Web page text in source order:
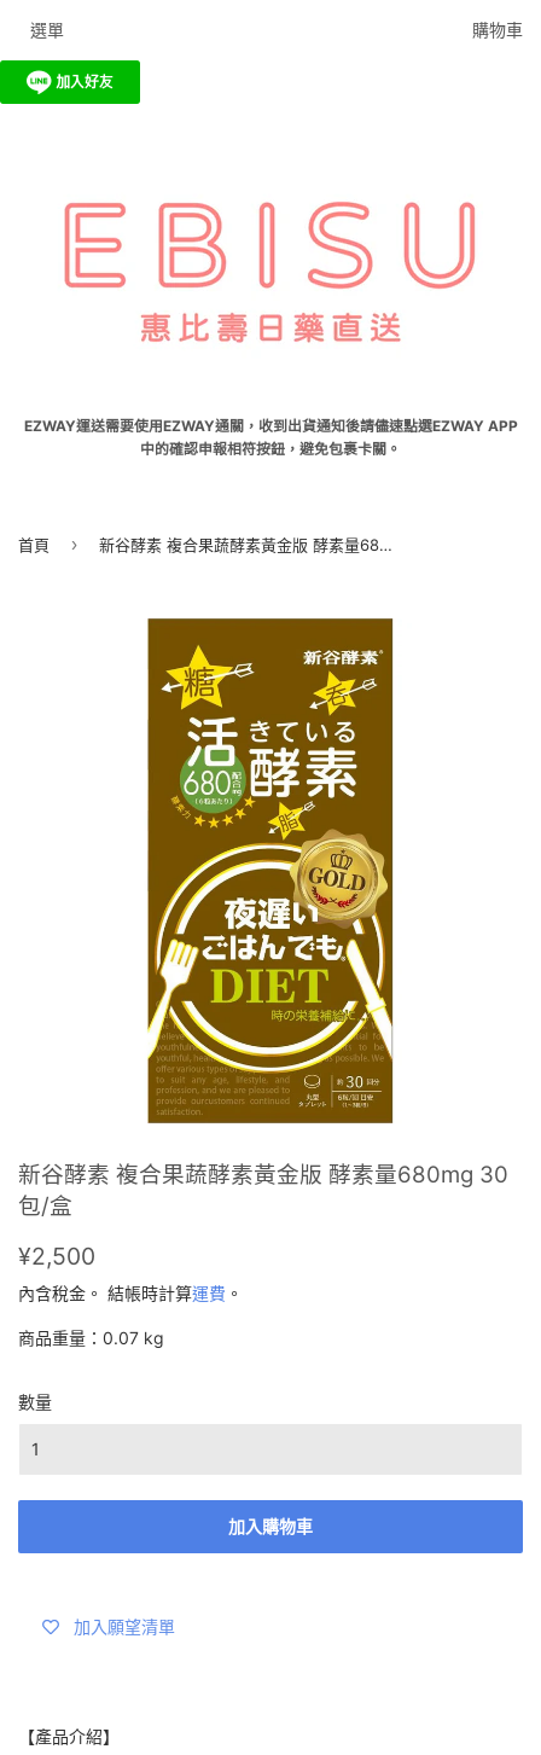
EZWAY運送需要使用EZWAY通關，收到出貨通知後請儘速點選EZWAY APP
中的確認申報相符按鈕，避免包裹卡關。
選單 購物車
首頁 › 新谷酵素 複合果蔬酵素黃金版 酵素量680mg 30包/盒
新谷酵素 複合果蔬酵素黃金版 酵素量680mg 30
包/盒
¥2,500
內含稅金。 結帳時計算運費 。
商品重量：0.07 kg
數量
加入購物車
加入願望清單
【產品介紹】